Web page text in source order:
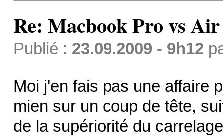
Re: Macbook Pro vs Air
Publié : 23.09.2009 - 9h12
Moi j'en fais pas une affaire
mien sur un coup de tête,
de la supériorité du